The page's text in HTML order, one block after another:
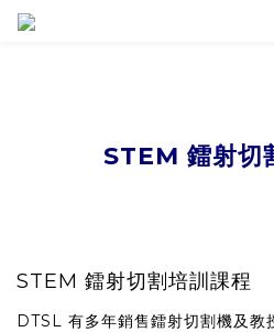
STEM 鐳射切
STEM 鐳射切割培訓課程
DTSL 有多年銷售鐳射切割機及教